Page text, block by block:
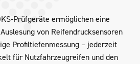
Prüfgeräte ermöglichen eine
von Reifendrucksensoren
Profiltiefenmessung – jederzeit
für Nutzfahrzeugreifen und den